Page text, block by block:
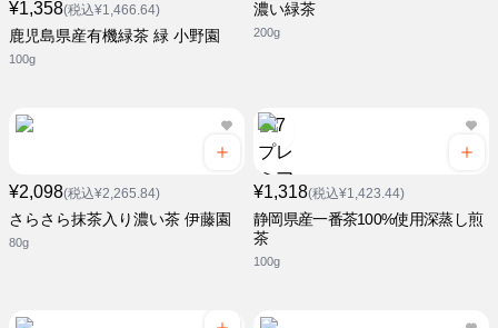
¥1,358(税込¥1,466.64)
鹿児島県産有機緑茶 緑 小野園
100g
濃い緑茶
200g
¥2,098(税込¥2,265.84)
さらさら抹茶入り濃い茶 伊藤園
80g
¥1,318(税込¥1,423.44)
静岡県産一番茶100%使用深蒸し煎
茶
100g